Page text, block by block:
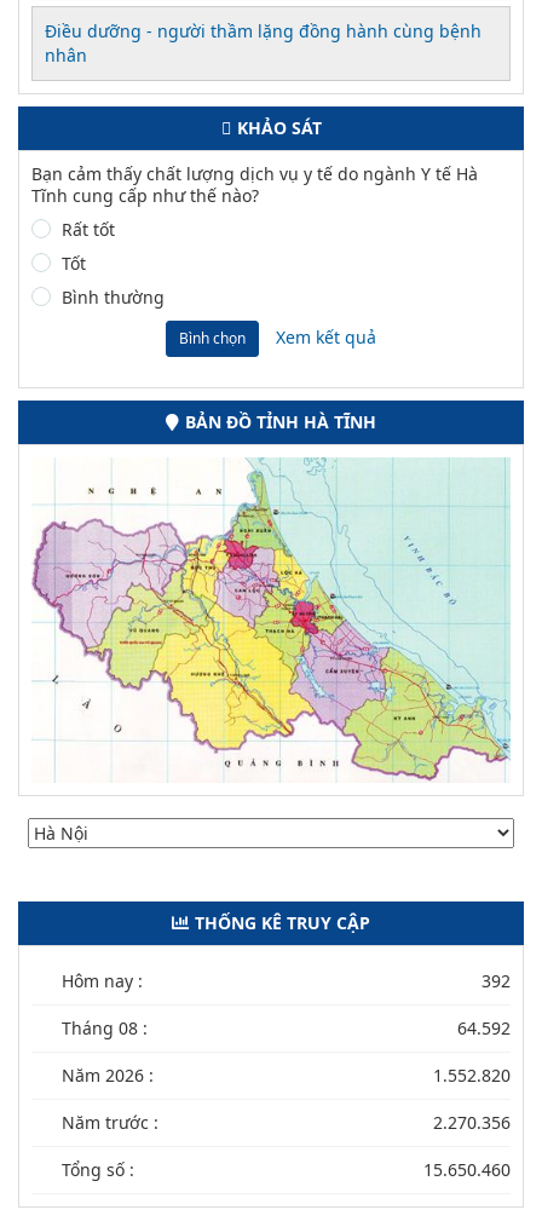
Điều dưỡng - người thầm lặng đồng hành cùng bệnh
nhân
KHẢO SÁT
Bạn cảm thấy chất lượng dịch vụ y tế do ngành Y tế Hà
Tĩnh cung cấp như thế nào?
Rất tốt
Tốt
Bình thường
Bình chọn Xem kết quả
BẢN ĐỒ TỈNH HÀ TĨNH
THỐNG KÊ TRUY CẬP
Hôm nay : 392
Tháng 08 : 64.592
Năm 2026 : 1.552.820
Năm trước : 2.270.356
Tổng số : 15.650.460